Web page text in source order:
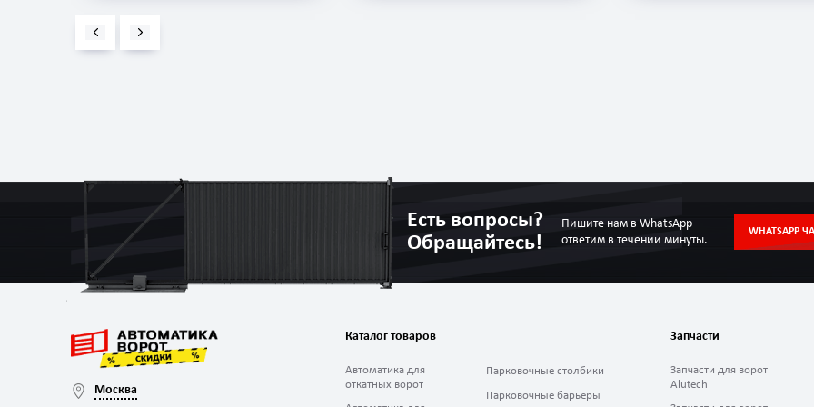
Есть вопросы?
Обращайтесь!
Пишите нам в WhatsApp
ответим в течении минуты.
WHATSAPP
Москва
Каталог товаров
Автоматика для
откатных ворот
Парковочные столбики
Парковочные барьеры
Запчасти
Запчасти для ворот
Alutech